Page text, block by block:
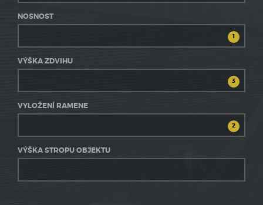
NOSNOST
VÝŠKA ZDVIHU
VYLOŽENÍ RAMENE
VÝŠKA STROPU OBJEKTU